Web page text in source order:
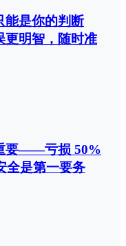
能是你的判断‌
明智，随时准
要‌——亏损 50%
全是第一要务